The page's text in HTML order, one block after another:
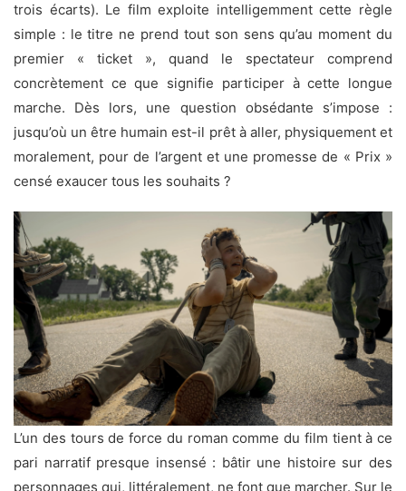
trois écarts). Le film exploite intelligemment cette règle
simple : le titre ne prend tout son sens qu’au moment du
premier « ticket », quand le spectateur comprend
concrètement ce que signifie participer à cette longue
marche. Dès lors, une question obsédante s’impose :
jusqu’où un être humain est-il prêt à aller, physiquement et
moralement, pour de l’argent et une promesse de « Prix »
censé exaucer tous les souhaits ?
L’un des tours de force du roman comme du film tient à ce
pari narratif presque insensé : bâtir une histoire sur des
personnages qui, littéralement, ne font que marcher. Sur le